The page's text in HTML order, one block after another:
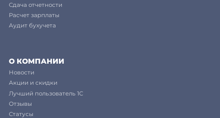
Сдача отчетности
Расчет зарплаты
Аудит бухучета
О КОМПАНИИ
Новости
Акции и скидки
Лучший пользователь 1С
Отзывы
Статусы